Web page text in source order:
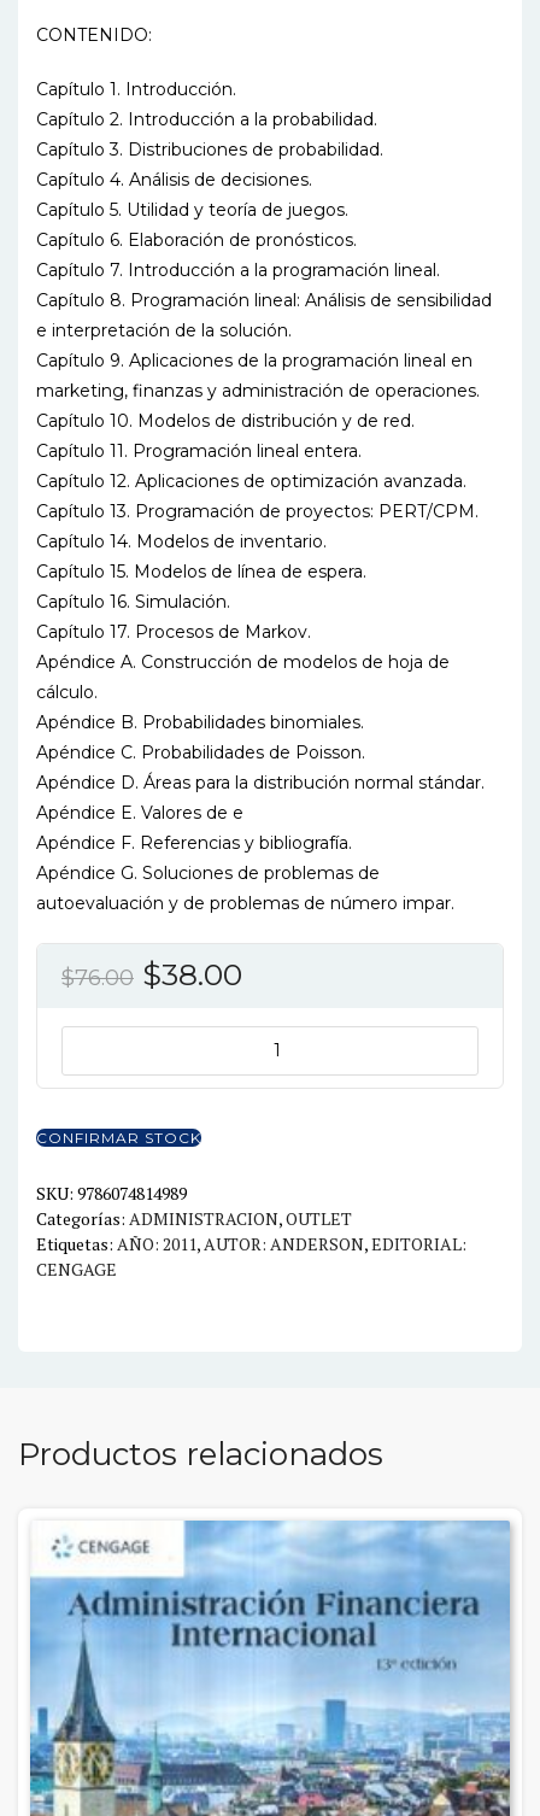
CONTENIDO:
Capítulo 1. Introducción.
Capítulo 2. Introducción a la probabilidad.
Capítulo 3. Distribuciones de probabilidad.
Capítulo 4. Análisis de decisiones.
Capítulo 5. Utilidad y teoría de juegos.
Capítulo 6. Elaboración de pronósticos.
Capítulo 7. Introducción a la programación lineal.
Capítulo 8. Programación lineal: Análisis de sensibilidad
e interpretación de la solución.
Capítulo 9. Aplicaciones de la programación lineal en
marketing, finanzas y administración de operaciones.
Capítulo 10. Modelos de distribución y de red.
Capítulo 11. Programación lineal entera.
Capítulo 12. Aplicaciones de optimización avanzada.
Capítulo 13. Programación de proyectos: PERT/CPM.
Capítulo 14. Modelos de inventario.
Capítulo 15. Modelos de línea de espera.
Capítulo 16. Simulación.
Capítulo 17. Procesos de Markov.
Apéndice A. Construcción de modelos de hoja de
cálculo.
Apéndice B. Probabilidades binomiales.
Apéndice C. Probabilidades de Poisson.
Apéndice D. Áreas para la distribución normal stándar.
Apéndice E. Valores de e
Apéndice F. Referencias y bibliografía.
Apéndice G. Soluciones de problemas de
autoevaluación y de problemas de número impar.
$76.00 El
era:
$38.00
actual
es:
CUANTITATIVOS
LOS
11ED.
cantidad
CONFIRMAR STOCK
SKU: 9786074814989
Categorías: ADMINISTRACION,OUTLET
Etiquetas: AÑO: 2011, AUTOR: ANDERSON,EDITORIAL:
CENGAGE
Productos relacionados